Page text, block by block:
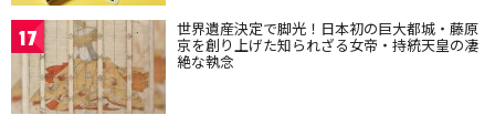
17 世界遺産決定で脚光！日本初の巨大都城・藤原
京を創り上げた知られざる女帝・持統天皇の凄
絶な執念